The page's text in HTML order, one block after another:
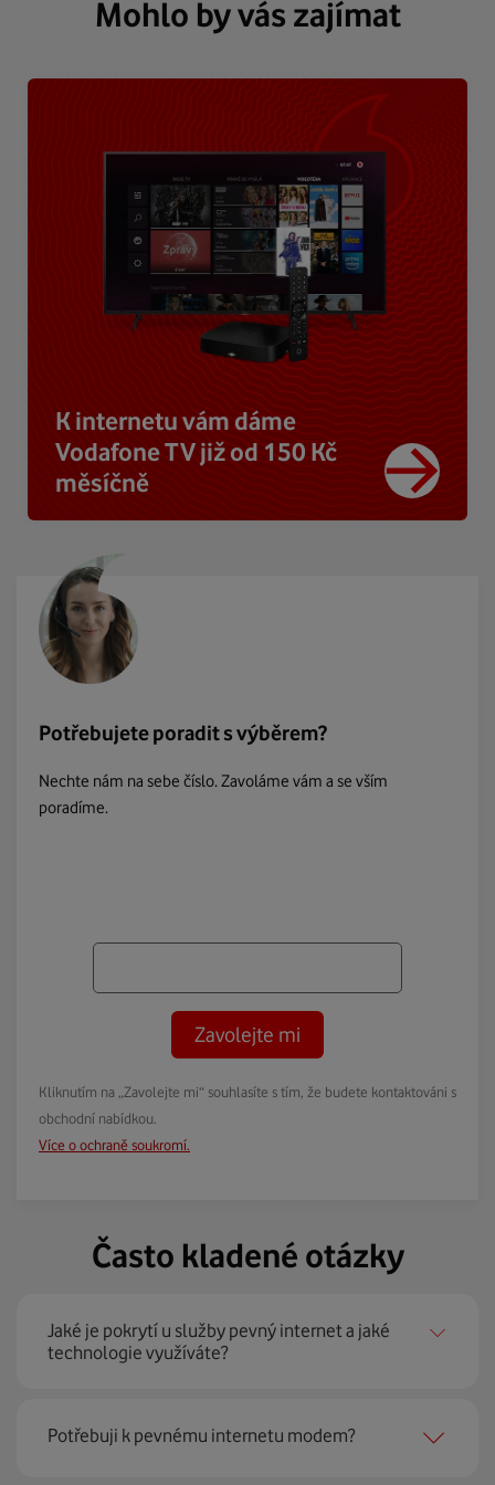
Mohlo by vás zajímat
K internetu vám dáme
Vodafone TV již od 150 Kč
měsíčně
Potřebujete poradit s výběrem?
Nechte nám na sebe číslo. Zavoláme vám a se vším
poradíme.
Zavolejte mi
Kliknutím na „Zavolejte mi“ souhlasíte s tím, že budete kontaktováni s
obchodní nabídkou.
Více o ochraně soukromí.
Často kladené otázky
Jaké je pokrytí u služby pevný internet a jaké
technologie využíváte?
Pevný internet můžeme nabídnout
domácností
Potřebuji k pevnému internetu modem?